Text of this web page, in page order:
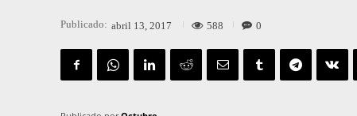
Publicado: abril 13, 2017 588 0